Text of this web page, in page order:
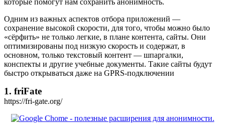
Одним из важных аспектов отбора приложений —
сохранение высокой скорости, для того, чтобы можно было
«сёрфить» не только легкие, в плане контента, сайты. Они
оптимизированы под низкую скорость и содержат, в
основном, только текстовый контент — шпаргалки,
конспекты и другие учебные документы. Такие сайты будут
быстро открываться даже на GPRS-подключении
1. friFate
https://fri-gate.org/